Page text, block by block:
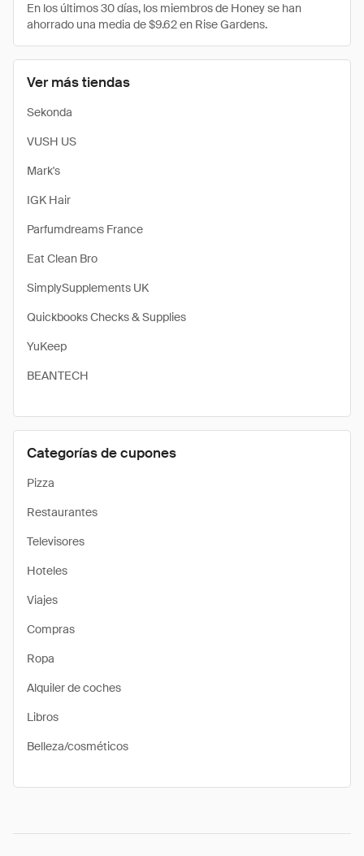
Ver más tiendas
Sekonda
VUSH US
Mark's
IGK Hair
Parfumdreams France
Eat Clean Bro
SimplySupplements UK
Quickbooks Checks & Supplies
YuKeep
BEANTECH
Categorías de cupones
Pizza
Restaurantes
Televisores
Hoteles
Viajes
Compras
Ropa
Alquiler de coches
Libros
Belleza/cosméticos
En los últimos 30 días, los miembros de Honey se han
ahorrado una media de $9.62 en Rise Gardens.